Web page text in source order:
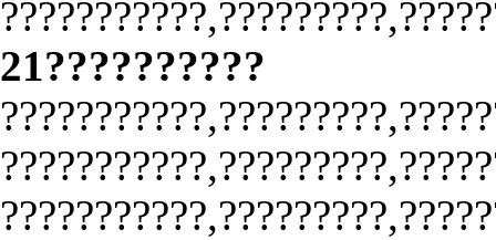
21??????????